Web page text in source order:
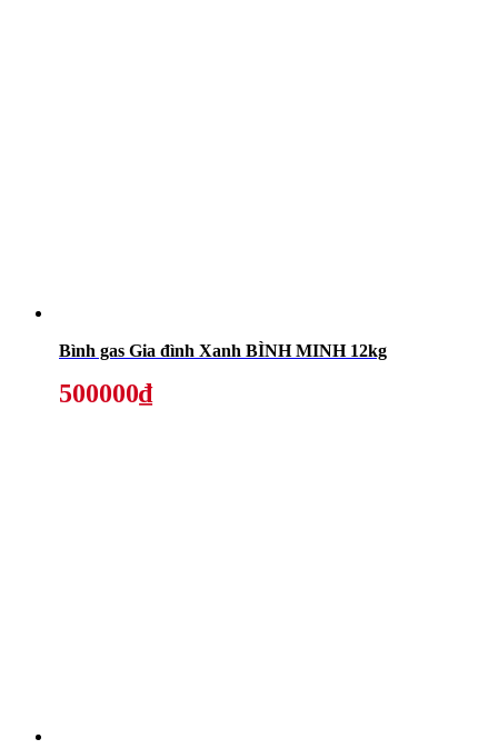
Bình gas Gia đình Xanh BÌNH MINH 12kg
500000₫